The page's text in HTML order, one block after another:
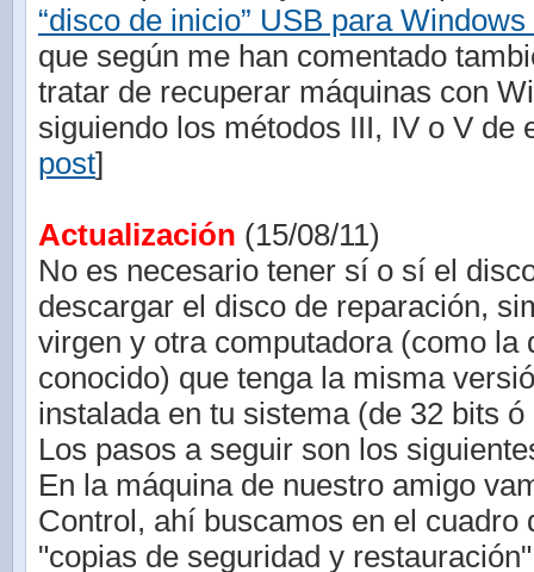
“disco de inicio” USB para
que según me han comentado
tratar de recuperar máquinas con
siguiendo los métodos III, IV o V de
post]
Actualización (15/08/11)
No es necesario tener sí o sí el
descargar el disco de reparación,
virgen y otra computadora (como la
conocido) que tenga la misma
instalada en tu sistema (de 32 bits ó
Los pasos a seguir son los
En la máquina de nuestro amigo
Control, ahí buscamos en el cuadro
"copias de seguridad y